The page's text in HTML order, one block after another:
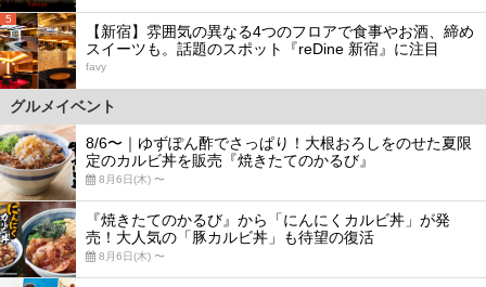
5
【新宿】雰囲気の異なる4つのフロアで食事やお酒、締め
スイーツも。話題のスポット『reDine 新宿』に注目
favy
グルメイベント
8/6〜｜ゆずぽん酢でさっぱり！大根おろしをのせた夏限
定のカルビ丼を販売『焼きたてのかるび』
8月6日(木) 〜
『焼きたてのかるび』から「にんにくカルビ丼」が発
売！大人気の「豚カルビ丼」も待望の復活
8月6日(木) 〜